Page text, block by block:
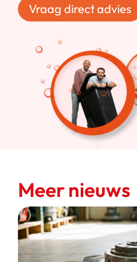
Vraag direct advies
Meer nieuws